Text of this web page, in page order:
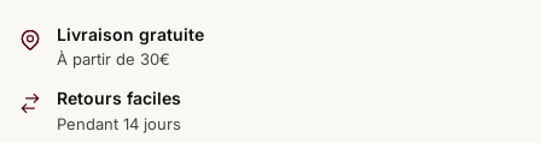
Livraison gratuite
À partir de 30€
Retours faciles
Pendant 14 jours